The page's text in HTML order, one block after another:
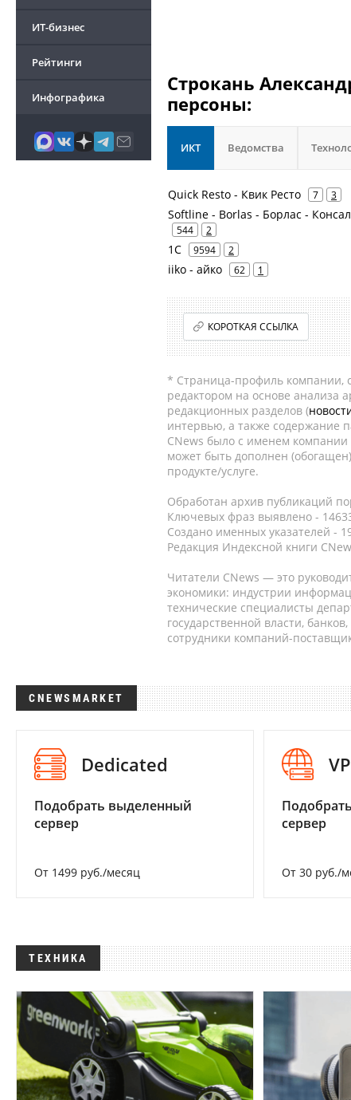
ИТ-бизнес
Рейтинги
Инфографика
Строкань
персоны:
ИКТ Ведомства
Quick Resto - Квик Ресто 7 3
Softline - Borlas - Борлас -
544 2
1С 9594 2
iiko - айко 62 1
КОРОТКАЯ ССЫЛКА
* Страница-профиль компании,
редактором на основе анализа
редакционных разделов (
интервью, а также содержание
CNews было с именем
может быть дополнен
продукте/услуге.
Обработан архив публикаций
Ключевых фраз выявлено -
Создано именных указателей -
Редакция Индексной книги
Читатели CNews — это
экономики: индустрии
технические специалисты
государственной власти,
сотрудники компаний-
CNEWSMARKET
Dedicated
Подобрать выделенный
сервер
От 1499 руб./месяц
сервер
От 30 руб./
ТЕХНИКА